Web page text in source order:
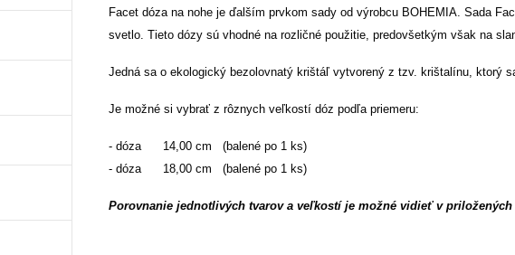
Facet dóza na nohe je ďalším prvkom sady od výrobcu BOHEMIA. Sada
svetlo. Tieto dózy sú vhodné na rozličné použitie, predovšetkým však na
Jedná sa o ekologický bezolovnatý krištáľ vytvorený z tzv. krištalínu, ktorý
Je možné si vybrať z rôznych veľkostí dóz podľa priemeru:
- dóza 14,00 cm (balené po 1 ks)
- dóza 18,00 cm (balené po 1 ks)
Porovnanie jednotlivých tvarov a veľkostí je možné vidieť v priložených